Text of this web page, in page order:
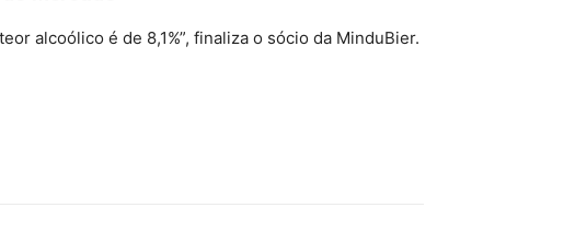
alcoólico é de 8,1%”, finaliza o sócio da MinduBier.